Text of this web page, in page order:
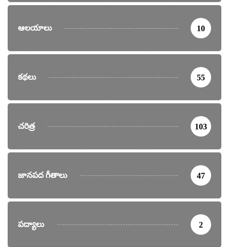
ఆలయాలు 10
కథలు 55
చరిత్ర 103
జానపద గీతాలు 47
పద్యాలు 2